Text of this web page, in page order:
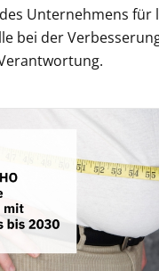
Unternehmens für
bei der